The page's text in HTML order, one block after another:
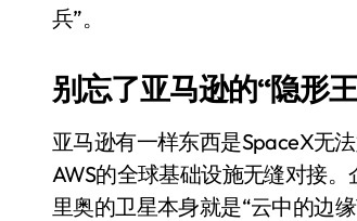
兵”。
别忘了亚马逊的“隐形
亚马逊有一样东西是SpaceX无
AWS的全球基础设施无缝对接
里奥的卫星本身就是“云中的边